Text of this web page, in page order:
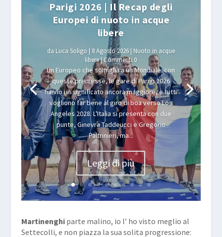
Parigi 2026 | Il Recap degli
Europei di nuoto in acque
libere
da Luca Soligo 8 Agosto 2026| Nuoto in acque
libere| Commenti 0
Un Europeo che somiglia a un Mondiale: con
queste premesse, le gare di Parigi 2026
hanno un significato ancora maggiore, e tutti
vogliono far bene al giro di boa verso Los
Angeles 2028. L'Italia si presenta con due
punte, Ginevra Taddeucci e Gregorio
Paltrinieri, ma...
Leggi di più
Martinenghiparte malino, io l’ ho visto meglio al
Settecolli, e non piazza la sua solita progressione: